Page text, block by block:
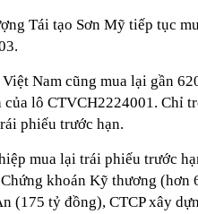
Tái tạo Sơn Mỹ tiếp tục
Việt Nam cũng mua lại gần
của lô CTVCH2224001. Chỉ
phiếu trước hạn.
mua lại trái phiếu trước
khoán Kỹ thương
(175 tỷ đồng), CTCP xây